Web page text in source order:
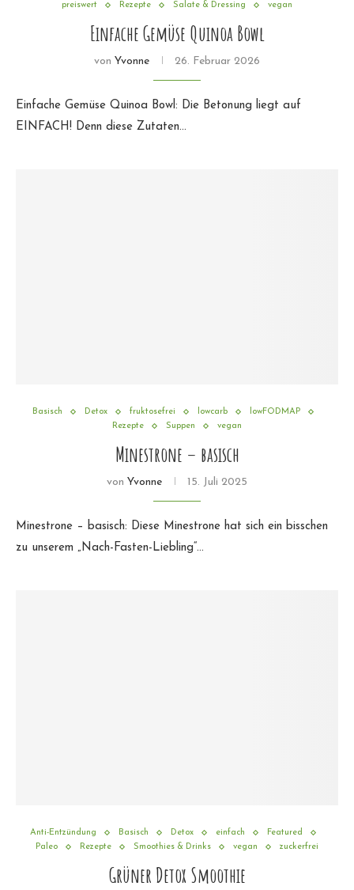
preiswert
Rezepte Salate & Dressing vegan
Einfache Gemüse Quinoa Bowl
von Yvonne 26. Februar 2026
Einfache Gemüse Quinoa Bowl: Die Betonung liegt auf
EINFACH! Denn diese Zutaten…
Basisch Detox fruktosefrei lowcarb
lowFODMAP
Rezepte
Suppen vegan
Minestrone – basisch
von Yvonne 15. Juli 2025
Minestrone – basisch: Diese Minestrone hat sich ein bisschen
zu unserem „Nach-Fasten-Liebling“…
Anti-Entzündung Basisch Detox einfach
Featured
Paleo
Rezepte Smoothies & Drinks vegan zuckerfrei
Grüner Detox Smoothie